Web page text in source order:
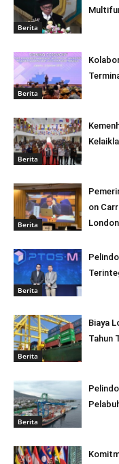
Berita
Berita
Berita
Berita
on
London
Berita
Berita
Biaya
Tahun
Berita